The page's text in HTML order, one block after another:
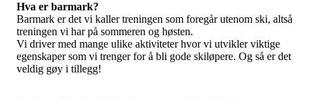
Hva er barmark?
Barmark er det vi kaller treningen som foregår utenom ski, altså
treningen vi har på sommeren og høsten.
Vi driver med mange ulike aktiviteter hvor vi utvikler viktige
egenskaper som vi trenger for å bli gode skiløpere. Og så er det
veldig gøy i tillegg!